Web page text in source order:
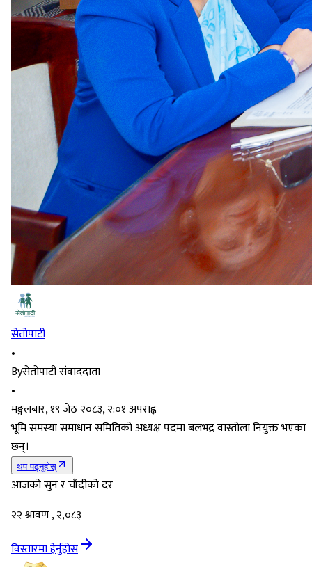
सेतोपाटी
•
Byसेतोपाटी संवाददाता
•
मङ्गलबार, १९ जेठ २०८३, २:०१ अपराह्न
भूमि समस्या समाधान समितिको अध्यक्ष पदमा बलभद्र वास्तोला नियुक्त भएका
छन्।
थप पढ्नुहोस्
आजको सुन र चाँदीको दर
२२ श्रावण , २,०८३
विस्तारमा हेर्नुहोस